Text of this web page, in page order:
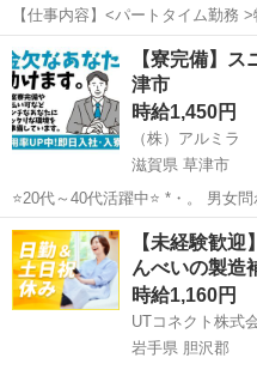
【仕事内容】<パートタイム勤務
勤務時間など柔軟に対応できます
あり!残業少なめ!<兵庫県尼崎市>
に集められた荷物の開梱作...
アルバイト・パート
【寮完備】
津市
時給1,450円
（株）アルミラ
滋賀県 草津市
⭐20代～40代活躍中⭐ *・。 男女問わず活躍中 *・。 ￣￣￣￣￣￣￣￣
￣￣￣￣￣￣￣ 超カンタン作業
滋賀 草津市 倉庫 給料
【未経験歓
んべいの製
時給1,160円
UTコネクト株式
岩手県 胆沢郡